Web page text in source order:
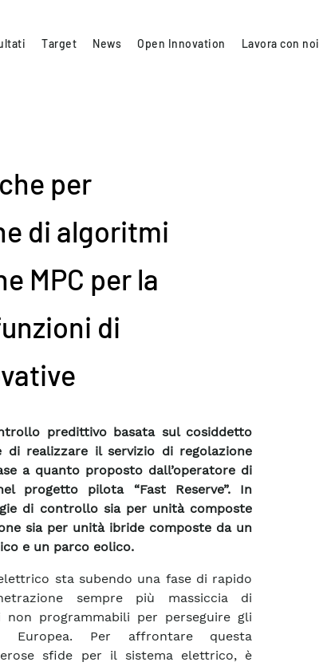
Target News Open Innovation Lavora con noi
per
di algoritmi
MPC per la
di
predittivo basata sul cosiddetto
di realizzare il servizio di regolazione
a quanto proposto dall’operatore di
progetto pilota “Fast Reserve”. In
di controllo sia per unità composte
sia per unità ibride composte da un
e un parco eolico.
sta subendo una fase di rapido
sempre più massiccia di
programmabili per perseguire gli
Europea. Per affrontare questa
sfide per il sistema elettrico, è